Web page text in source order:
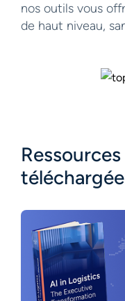
nos outils vous
de haut niveau,